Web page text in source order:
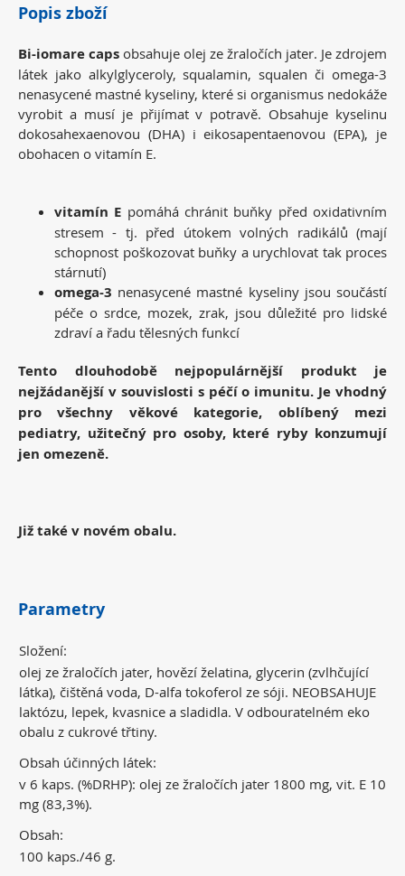
Popis zboží
Bi-iomare caps obsahuje olej ze žraločích jater. Je zdrojem
látek jako alkylglyceroly, squalamin, squalen či omega-3
nenasycené mastné kyseliny, které si organismus nedokáže
vyrobit a musí je přijímat v potravě. Obsahuje kyselinu
dokosahexaenovou (DHA) i eikosapentaenovou (EPA), je
obohacen o vitamín E.
vitamín E pomáhá chránit buňky před oxidativním
stresem - tj. před útokem volných radikálů (mají
schopnost poškozovat buňky a urychlovat tak proces
stárnutí)
omega-3 nenasycené mastné kyseliny jsou součástí
péče o srdce, mozek, zrak, jsou důležité pro lidské
zdraví a řadu tělesných funkcí
Tento dlouhodobě nejpopulárnější produkt je
nejžádanější v souvislosti s péčí o imunitu. Je vhodný
pro všechny věkové kategorie, oblíbený mezi
pediatry, užitečný pro osoby, které ryby konzumují
jen omezeně.
Již také v novém obalu.
Parametry
Složení:
olej ze žraločích jater, hovězí želatina, glycerin (zvlhčující
látka), čištěná voda, D-alfa tokoferol ze sóji. NEOBSAHUJE
laktózu, lepek, kvasnice a sladidla. V odbouratelném eko
obalu z cukrové třtiny.
Obsah účinných látek:
v 6 kaps. (%DRHP): olej ze žraločích jater 1800 mg, vit. E 10
mg (83,3%).
Obsah:
100 kaps./46 g.